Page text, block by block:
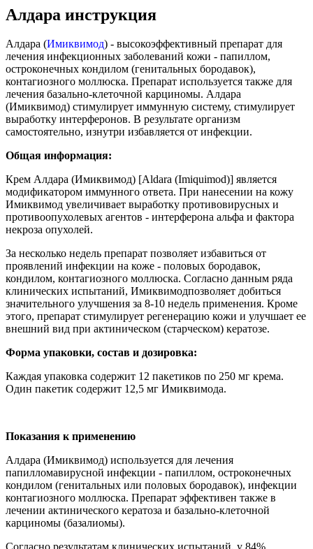
Алдара инструкция
Алдара (Имиквимод) - высокоэффективный препарат для
лечения инфекционных заболеваний кожи - папиллом,
остроконечных кондилом (генитальных бородавок),
контагиозного моллюска. Препарат используется также для
лечения базально-клеточной карциномы. Алдара
(Имиквимод) стимулирует иммунную систему, стимулирует
выработку интерферонов. В результате организм
самостоятельно, изнутри избавляется от инфекции.
Общая информация:
Крем Алдара (Имиквимод) [Aldara (Imiquimod)] является
модификатором иммунного ответа. При нанесении на кожу
Имиквимод увеличивает выработку противовирусных и
противоопухолевых агентов - интерферона альфа и фактора
некроза опухолей.
За несколько недель препарат позволяет избавиться от
проявлений инфекции на коже - половых бородавок,
кондилом, контагиозного моллюска. Согласно данным ряда
клинических испытаний, Имиквимодпозволяет добиться
значительного улучшения за 8-10 недель применения. Кроме
этого, препарат стимулирует регенерацию кожи и улучшает ее
внешний вид при актиническом (старческом) кератозе.
Форма упаковки, состав и дозировка:
Каждая упаковка содержит 12 пакетиков по 250 мг крема.
Один пакетик содержит 12,5 мг Имиквимода.
Показания к применению
Алдара (Имиквимод) используется для лечения
папилломавирусной инфекции - папиллом, остроконечных
кондилом (генитальных или половых бородавок), инфекции
контагиозного моллюска. Препарат эффективен также в
лечении актинического кератоза и базально-клеточной
карциномы (базалиомы).